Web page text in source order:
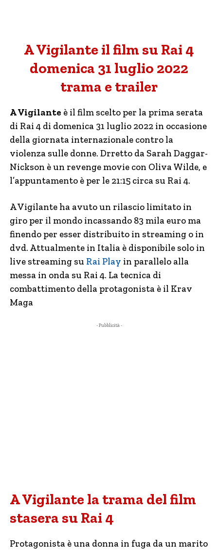
A Vigilante il film su Rai 4
domenica 31 luglio 2022
trama e trailer
A Vigilante è il film scelto per la prima serata
di Rai 4 di domenica 31 luglio 2022 in occasione
della giornata internazionale contro la
violenza sulle donne. Drretto da Sarah Daggar-
Nickson è un revenge movie con Oliva Wilde, e
l’appuntamento è per le 21:15 circa su Rai 4.
A Vigilante ha avuto un rilascio limitato in
giro per il mondo incassando 83 mila euro ma
finendo per esser distribuito in streaming o in
dvd. Attualmente in Italia è disponibile solo in
live streaming su Rai Play in parallelo alla
messa in onda su Rai 4. La tecnica di
combattimento della protagonista è il Krav
Maga
- Pubblicità -
A Vigilante la trama del film
stasera su Rai 4
Protagonista è una donna in fuga da un marito